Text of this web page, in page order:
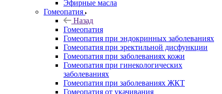
Эфирные масла
Гомеопатия
Назад
Гомеопатия
Гомеопатия при эндокринных заболеваниях
Гомеопатия при эректильной дисфункции
Гомеопатия при заболеваниях кожи
Гомеопатия при гинекологических
заболеваниях
Гомеопатия при заболеваниях ЖКТ
Гомеопатия от укачивания